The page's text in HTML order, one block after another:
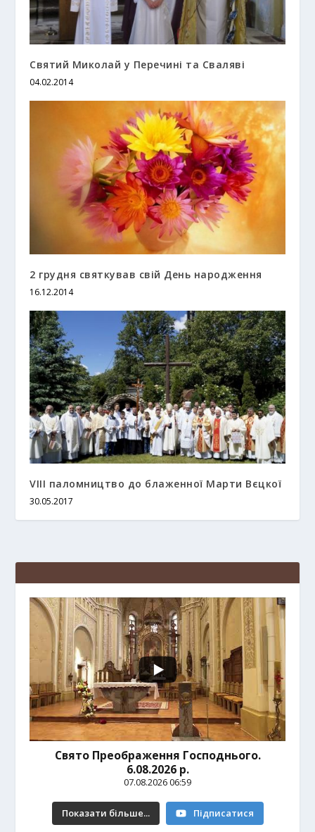
Святий Миколай у Перечині та Сваляві
04.02.2014
2 грудня святкував свій День народження
16.12.2014
VIII паломництво до блаженної Марти Вєцкої
30.05.2017
Свято Преображення Господнього.
6.08.2026 р.
07.08.2026 06:59
Показати більше... Підписатися